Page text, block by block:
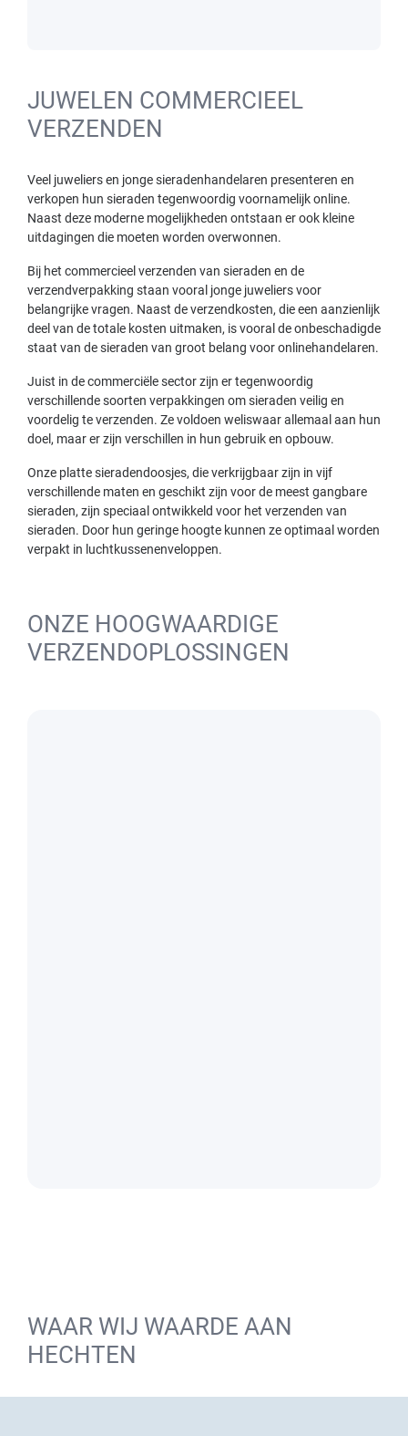
JUWELEN COMMERCIEEL
VERZENDEN
Veel juweliers en jonge sieradenhandelaren presenteren en
verkopen hun sieraden tegenwoordig voornamelijk online.
Naast deze moderne mogelijkheden ontstaan er ook kleine
uitdagingen die moeten worden overwonnen.
Bij het commercieel verzenden van sieraden en de
verzendverpakking staan vooral jonge juweliers voor
belangrijke vragen. Naast de verzendkosten, die een aanzienlijk
deel van de totale kosten uitmaken, is vooral de onbeschadigde
staat van de sieraden van groot belang voor onlinehandelaren.
Juist in de commerciële sector zijn er tegenwoordig
verschillende soorten verpakkingen om sieraden veilig en
voordelig te verzenden. Ze voldoen weliswaar allemaal aan hun
doel, maar er zijn verschillen in hun gebruik en opbouw.
Onze platte sieradendoosjes, die verkrijgbaar zijn in vijf
verschillende maten en geschikt zijn voor de meest gangbare
sieraden, zijn speciaal ontwikkeld voor het verzenden van
sieraden. Door hun geringe hoogte kunnen ze optimaal worden
verpakt in luchtkussenenveloppen.
ONZE HOOGWAARDIGE
VERZENDOPLOSSINGEN
WAAR WIJ WAARDE AAN
HECHTEN